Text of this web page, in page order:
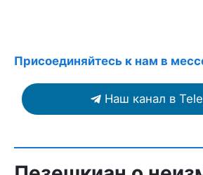
Присоединяйтесь к нам в
Наш канал в